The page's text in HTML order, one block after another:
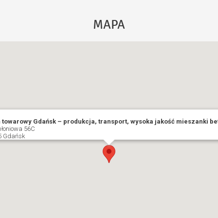
MAPA
towarowy Gdańsk – produkcja, transport, wysoka jakość mieszanki
56C
Gdańsk